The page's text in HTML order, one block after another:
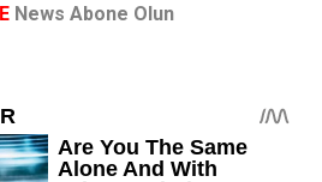
News Abone Olun